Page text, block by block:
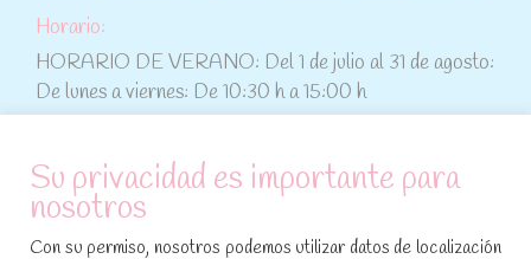
Horario:
HORARIO DE VERANO: Del 1 de julio al 31 de agosto:
De lunes a viernes: De 10:30 h a 15:00 h
ATENCIÓN AL CLIENTE
Condiciones de compra
Su privacidad es importante para
nosotros
Con su permiso, nosotros podemos utilizar datos de localización